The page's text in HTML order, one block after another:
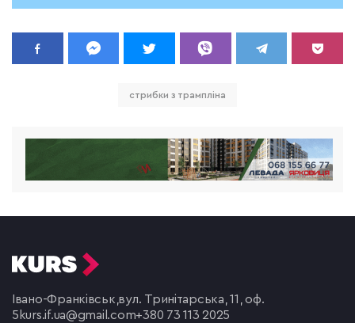
стрибки з трампліна
Івано-Франківськ,вул. Тринітарська, 11, оф.
5 kurs.if.ua@gmail.com+380 73 113 2025